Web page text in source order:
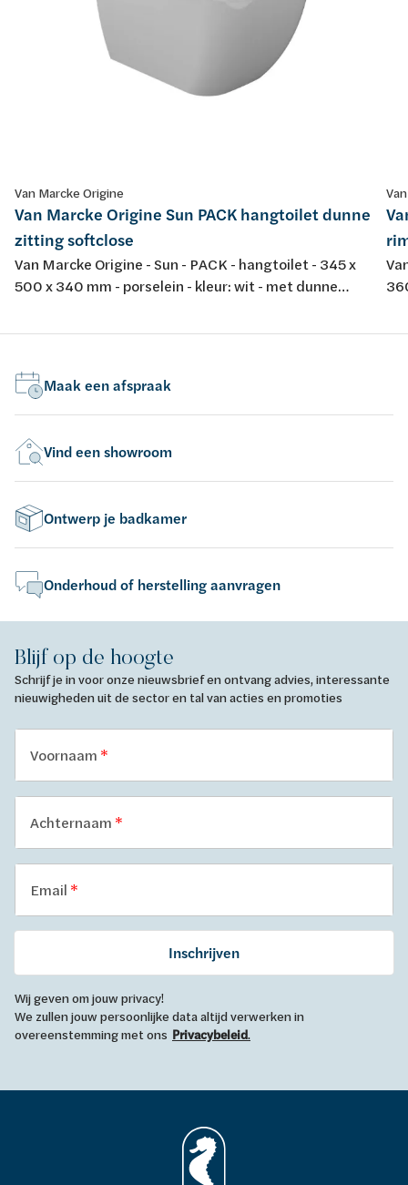
Van Marcke Origine
Van Marcke Origine Sun PACK hangtoilet dunne
zitting softclose
Van Marcke Origine - Sun - PACK - hangtoilet - 345 x
500 x 340 mm - porselein - kleur: wit - met dunne
Maak een afspraak
Vind een showroom
Ontwerp je badkamer
Onderhoud of herstelling aanvragen
Blijf op de hoogte
Schrijf je in voor onze nieuwsbrief en ontvang advies, interessante
nieuwigheden uit de sector en tal van acties en promoties
Voornaam
Achternaam
Email
Inschrijven
Wij geven om jouw privacy!
We zullen jouw persoonlijke data altijd verwerken in
overeenstemming met ons Privacybeleid.